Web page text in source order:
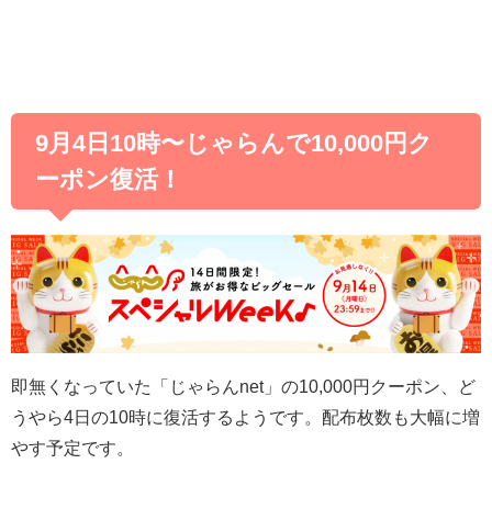
9月4日10時〜じゃらんで10,000円ク
ーポン復活！
即無くなっていた「じゃらんnet」の10,000円クーポン、ど
うやら4日の10時に復活するようです。配布枚数も大幅に増
やす予定です。